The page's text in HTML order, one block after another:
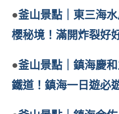
●釜山景點｜東三海
櫻秘境！滿開炸裂好
●釜山景點｜鎮海慶
鐵道！鎮海一日遊必